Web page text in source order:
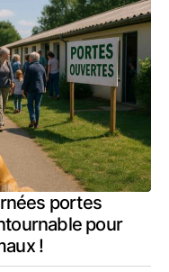
portes
pour
!